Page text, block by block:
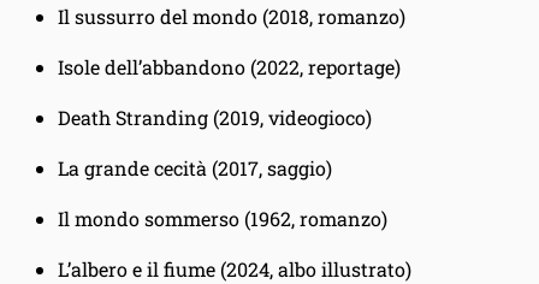
Il sussurro del mondo (2018, romanzo)
Isole dell’abbandono (2022, reportage)
Death Stranding (2019, videogioco)
La grande cecità (2017, saggio)
Il mondo sommerso (1962, romanzo)
L’albero e il fiume (2024, albo illustrato)